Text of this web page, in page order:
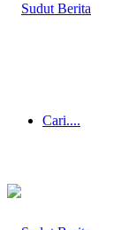
Cari....